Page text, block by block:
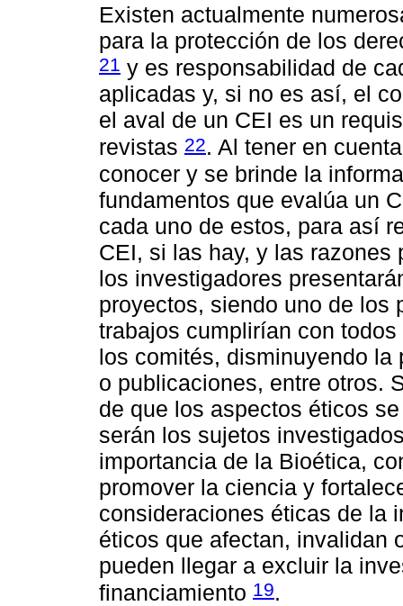
Existen actualmente
para la protección de los
21 y es responsabilidad de
aplicadas y, si no es así, el
el aval de un CEI es un
revistas 22. Al tener en
conocer y se brinde la
fundamentos que evalúa un
cada uno de estos, para así
CEI, si las hay, y las
los investigadores
proyectos, siendo uno de los
trabajos cumplirían con
los comités, disminuyendo la
o publicaciones, entre otros.
de que los aspectos éticos
serán los sujetos
importancia de la Bioética,
promover la ciencia y
consideraciones éticas de la
éticos que afectan, invalidan
pueden llegar a excluir la
financiamiento 19.